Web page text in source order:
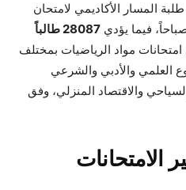
المسار الأكاديمي لامتحان
فيما يؤدي
28087 طالباً
فما قبل امتحانات مواد الرياضيات بمختلف
العلمي والأدبي والشرعي
والاقتصاد المنزلي، وفق
الامتحانات